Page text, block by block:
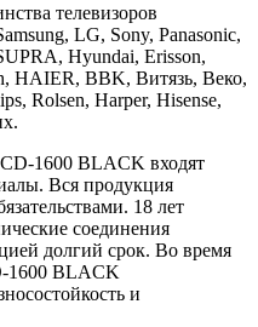
телевизоров
LG, Sony, Panasonic,
Hyundai, Erisson,
HAIER, BBK, Витязь, Веко,
Rolsen, Harper, Hisense,
1600 BLACK входят
Вся продукция
18 лет
соединения
долгий срок. Во время
1600 BLACK
и